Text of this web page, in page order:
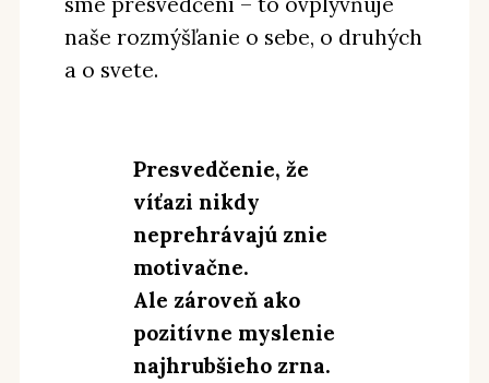
naše rozmýšľanie o sebe, o druhých
a o svete.
Presvedčenie, že
víťazi nikdy
neprehrávajú znie
motivačne.
Ale zároveň ako
pozitívne myslenie
najhrubšieho zrna.